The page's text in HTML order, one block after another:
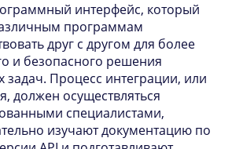
интерфейс, который
программам
друг с другом для более
и безопасного решения
задач. Процесс интеграции, или
должен осуществляться
специалистами,
изучают документацию по